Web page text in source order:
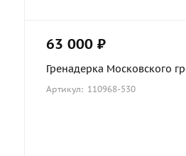
63 000 ₽
Гренадерка Московского
Артикул: 110968-530